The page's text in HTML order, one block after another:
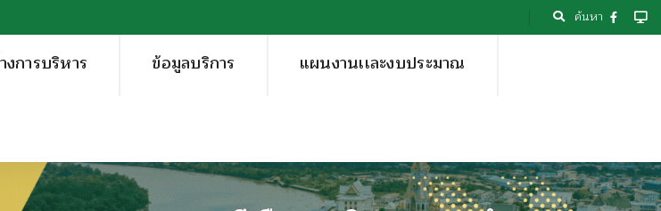
ค้นหา
งการบริหาร ข้อมูลบริการ แผนงานเเละงบประมาณ